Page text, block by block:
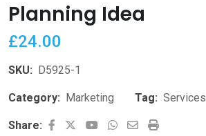
Planning Idea
£24.00
SKU: D5925-1
Category: Marketing Tag: Services
Share: YoutubeWhatsapp
SharePrint